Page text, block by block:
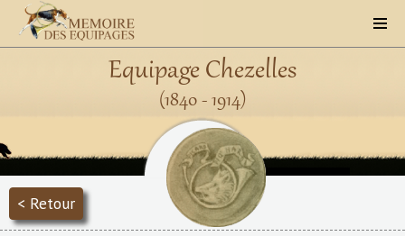
Equipage Chezelles
(1840 - 1914)
< Retour